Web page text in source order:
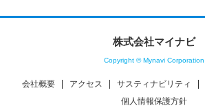
株式会社マイナビ
Copyright © Mynavi Corporation
会社概要 アクセス サスティナビリティ
個人情報保護方針